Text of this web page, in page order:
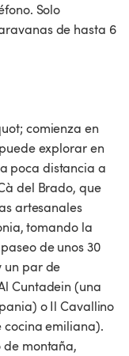
Solo
de hasta 6
comienza en
explorar en
poca distancia a
del Brado, que
artesanales
tomando la
de unos 30
un par de
Cuntadein (una
o Il Cavallino
cocina emiliana).
montaña,